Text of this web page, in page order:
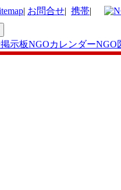
| お問合せ| 携帯|
示板NGOカレンダーNGO